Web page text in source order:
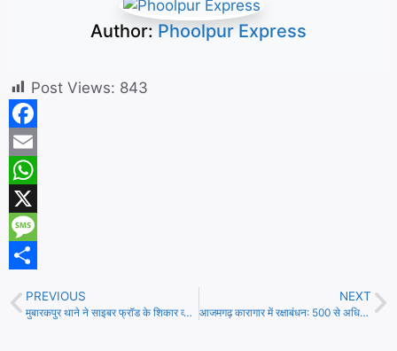
Author: Phoolpur Express
Post Views: 843
F
a
c
e
b
o
E
m
a
W
h
a
s
X
M
sh
PREVIOUS
मुबारकपुर थाने ने साइबर फ्रॉड के शिकार व्यक्ति को ₹19,849 वापस दिलाए
NEXT
आजमगढ़ कारागार में रक्षाबंधन: 500 से अधिक बहनों ने बांधी भाइयों को राखी